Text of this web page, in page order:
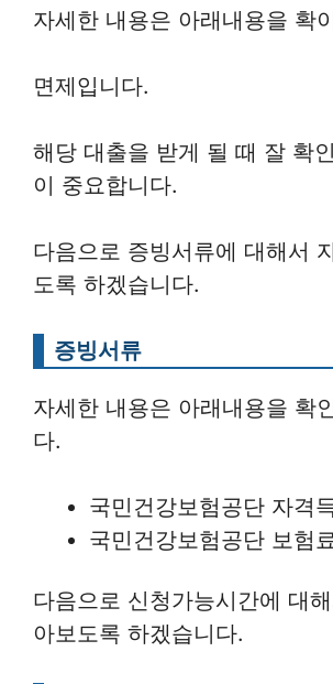
자세한 내용은 아래내용을 확
면제입니다.
해당 대출을 받게 될 때 잘 확
이 중요합니다.
다음으로 증빙서류에 대해서
도록 하겠습니다.
증빙서류
자세한 내용은 아래내용을 확
다.
국민건강보험공단 자격
국민건강보험공단 보험
다음으로 신청가능시간에 대
아보도록 하겠습니다.